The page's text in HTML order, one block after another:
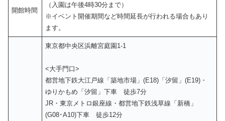
開館時間
（入園は午後4時30分まで）
※イベント開催期間など時間延長が行われる場合もあり
ます。
東京都中央区浜離宮庭園1-1
<大手門口>
都営地下鉄大江戸線「築地市場」(E18)「汐留」(E19)・
ゆりかもめ「汐留」下車 徒歩7分
JR・東京メトロ銀座線・都営地下鉄浅草線「新橋」
(G08･A10)下車 徒歩12分